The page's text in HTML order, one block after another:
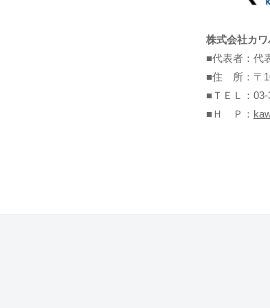
株式会社カ
■代表者：
■住 所：〒
■ＴＥＬ：03-
■Ｈ Ｐ：